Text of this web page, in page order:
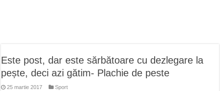
Este post, dar este sărbătoare cu dezlegare la
pește, deci azi gătim- Plachie de peste
25 martie 2017 Sport